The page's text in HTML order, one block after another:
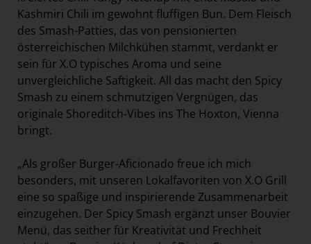
Kashmiri Chili im gewohnt fluffigen Bun. Dem Fleisch
des Smash-Patties, das von pensionierten
österreichischen Milchkühen stammt, verdankt er
sein für X.O typisches Aroma und seine
unvergleichliche Saftigkeit. All das macht den Spicy
Smash zu einem schmutzigen Vergnügen, das
originale Shoreditch-Vibes ins The Hoxton, Vienna
bringt.
„Als großer Burger-Aficionado freue ich mich
besonders, mit unseren Lokalfavoriten von X.O Grill
eine so spaßige und inspirierende Zusammenarbeit
einzugehen. Der Spicy Smash ergänzt unser Bouvier
Menü, das seither für Kreativität und Frechheit